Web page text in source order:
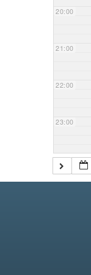
20:00
21:00
22:00
23:00